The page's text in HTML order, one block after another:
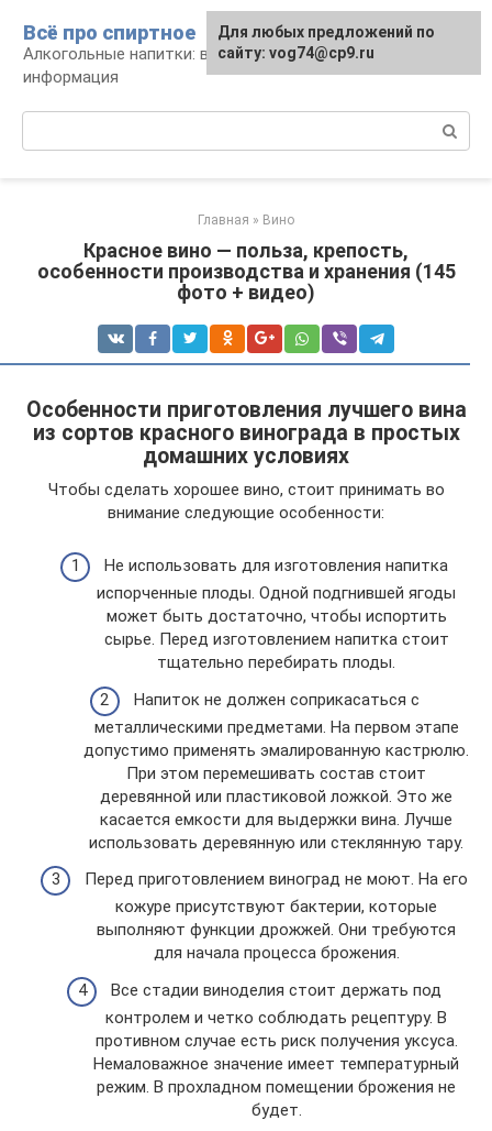
контенту
Всё про спиртное
Алкогольные напитки: виды, рецепты,
информация
Главная » Вино
Красное вино — польза, крепость,
особенности производства и хранения (145
фото + видео)
Особенности приготовления лучшего вина
из сортов красного винограда в простых
домашних условиях
Чтобы сделать хорошее вино, стоит принимать во
внимание следующие особенности:
Не использовать для изготовления напитка
испорченные плоды. Одной подгнившей ягоды
может быть достаточно, чтобы испортить
сырье. Перед изготовлением напитка стоит
тщательно перебирать плоды.
Напиток не должен соприкасаться с
металлическими предметами. На первом этапе
допустимо применять эмалированную кастрюлю.
При этом перемешивать состав стоит
деревянной или пластиковой ложкой. Это же
касается емкости для выдержки вина. Лучше
использовать деревянную или стеклянную тару.
Перед приготовлением виноград не моют. На его
кожуре присутствуют бактерии, которые
выполняют функции дрожжей. Они требуются
для начала процесса брожения.
Все стадии виноделия стоит держать под
контролем и четко соблюдать рецептуру. В
противном случае есть риск получения уксуса.
Немаловажное значение имеет температурный
режим. В прохладном помещении брожения не
будет.
Для любых предложений по
сайту: vog74@cp9.ru